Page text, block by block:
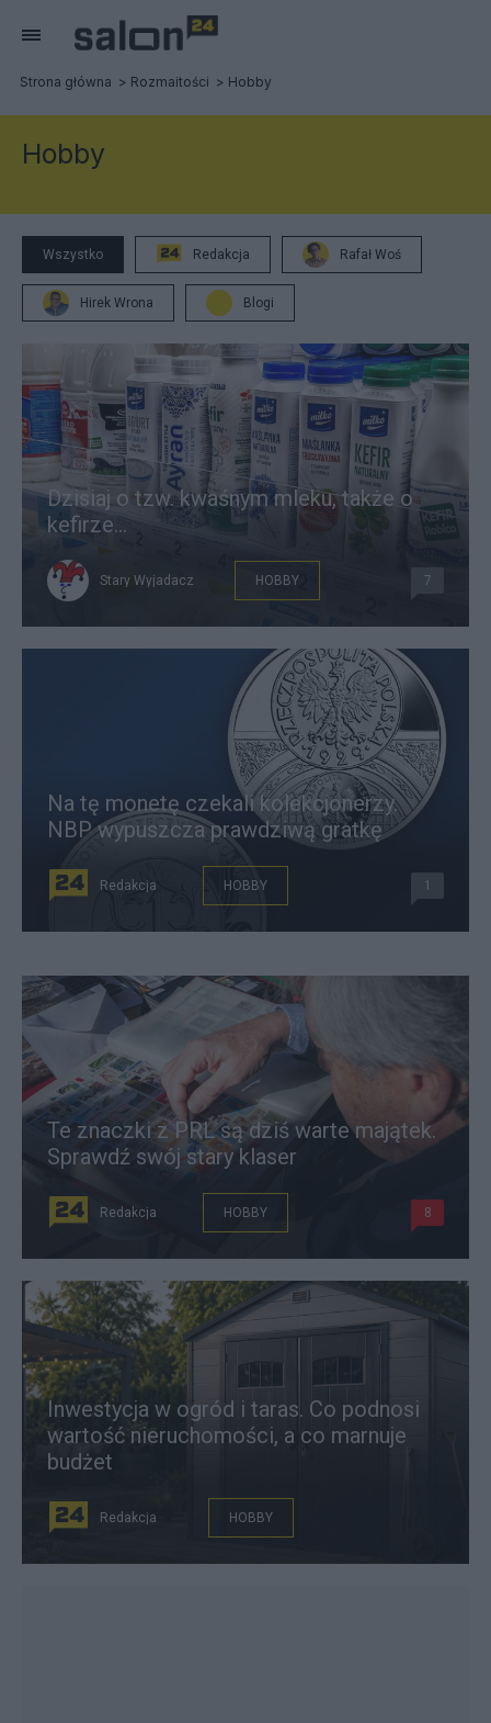
Strona główna Rozmaitości Hobby
Hobby
Wszystko Redakcja Rafał Woś
Hirek Wrona Blogi
Dzisiaj o tzw. kwaśnym mleku, także o
kefirze...
Stary Wyjadacz HOBBY 7
Na tę monetę czekali kolekcjonerzy.
NBP wypuszcza prawdziwą gratkę
Redakcja HOBBY 1
Te znaczki z PRL są dziś warte majątek.
Sprawdź swój stary klaser
Redakcja HOBBY 8
Inwestycja w ogród i taras. Co podnosi
wartość nieruchomości, a co marnuje
budżet
Redakcja HOBBY